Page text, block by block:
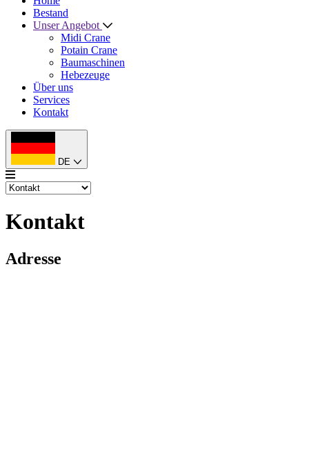
Bestand
Unser Angebot
Midi Crane
Potain Crane
Baumaschinen
Hebezeuge
Über uns
Services
Kontakt
DE
Kontakt
Adresse